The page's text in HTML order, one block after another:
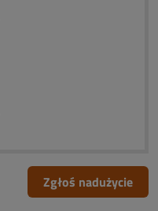
Zgłoś nadużycie